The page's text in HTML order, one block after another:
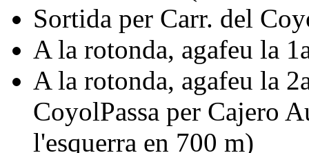
Sortida per Carr. del
A la rotonda, agafeu la
A la rotonda, agafeu la
CoyolPassa per Cajero
l'esquerra en 700 m)